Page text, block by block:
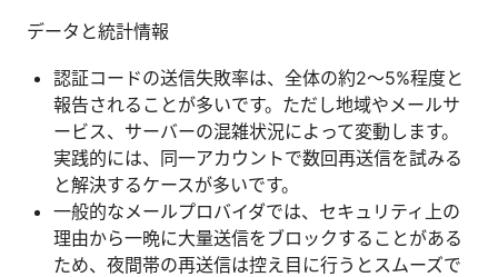
データと統計情報
認証コードの送信失敗率は、全体の約2〜5%程度と
報告されることが多いです。ただし地域やメールサ
ービス、サーバーの混雑状況によって変動します。
実践的には、同一アカウントで数回再送信を試みる
と解決するケースが多いです。
一般的なメールプロバイダでは、セキュリティ上の
理由から一晩に大量送信をブロックすることがある
ため、夜間帯の再送信は控え目に行うとスムーズで